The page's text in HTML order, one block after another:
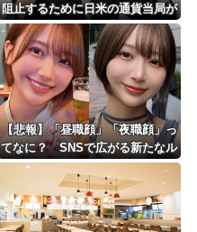
海外「おめでとうタキ！」リヴァプール南野がバースデーゴール！！
Powered by livedoor 相互RSS
阻止するために日米の通貨当局が
実施した為替介入は｢一時しのぎ
に過ぎない｣との認識を示す
【悲報】「昼職顔」「夜職顔」っ
てなに？ SNSで広がる新たなル
ッキズム論争ｗｗｗｗｗｗｗ